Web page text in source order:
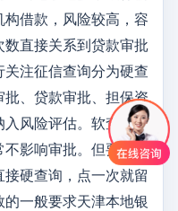
借款，风险较高，容
直接关系到贷款审批
注征信查询分为硬查
、贷款审批、担保资
风险评估。软查询如
不影响审批。但要注
硬查询，点一次就留
一般要求天津本地银